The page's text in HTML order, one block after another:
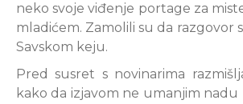
neko svoje viđenje portage za
mladićem. Zamolili su da razgovor
Savskom keju.
Pred susret s novinarima
kako da izjavom ne umanjim nadu